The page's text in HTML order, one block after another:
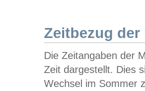
Zeitbezug der
Die Zeitangaben der
Zeit dargestellt. Dies
Wechsel im Sommer